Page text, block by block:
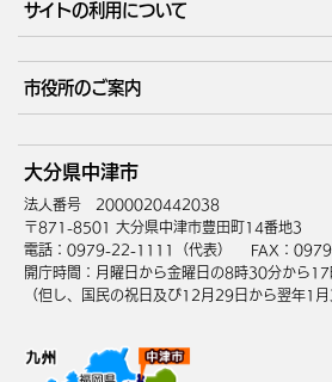
サイトの利用について
サイトマップ
市役所のご案内
庁舎地図 組織案
中津市へのアクセス
大分県中津市
法人番号 2000020442038
〒871-8501 大分県中津市豊田町14番地3
電話：0979-22-1111（代表）
FAX：
開庁時間：月曜日から金曜日の8時30分から
（但し、国民の祝日及び12月29日から翌年1月